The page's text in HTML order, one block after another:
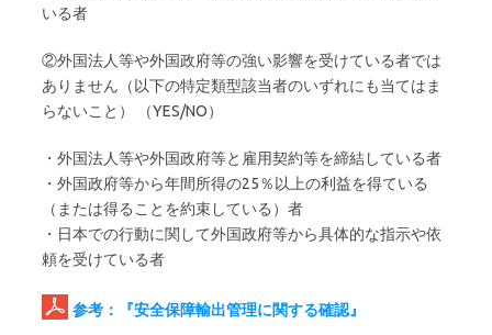
いる者
②外国法人等や外国政府等の強い影響を受けている者では
ありません（以下の特定類型該当者のいずれにも当てはま
らないこと） （YES/NO）
・外国法人等や外国政府等と雇用契約等を締結している者
・外国政府等から年間所得の25％以上の利益を得ている
（または得ることを約束している）者
・日本での行動に関して外国政府等から具体的な指示や依
頼を受けている者
参考：『安全保障輸出管理に関する確認』